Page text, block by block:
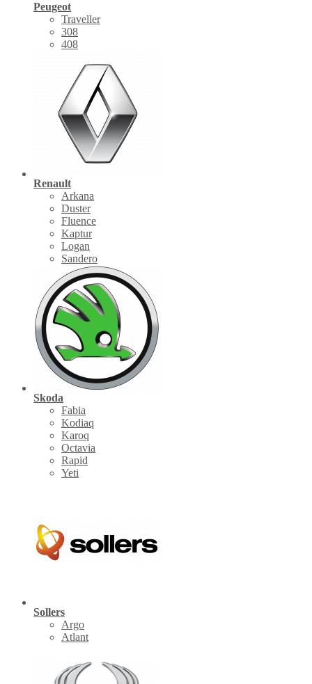
Peugeot
Traveller
308
408
Renault
Arkana
Duster
Fluence
Kaptur
Logan
Sandero
Skoda
Fabia
Kodiaq
Karoq
Octavia
Rapid
Yeti
Sollers
Argo
Atlant